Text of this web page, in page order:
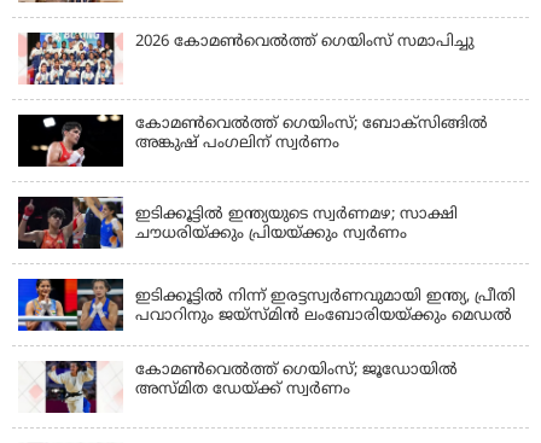
2026 കോമണ്‍വെല്‍ത്ത് ഗെയിംസ് സമാപിച്ചു
കോമണ്‍വെല്‍ത്ത് ഗെയിംസ്; ബോക്‌സിങ്ങില്‍
അങ്കുഷ് പംഗലിന് സ്വര്‍ണം
ഇടിക്കൂട്ടിൽ ഇന്ത്യയുടെ സ്വർണമഴ; സാക്ഷി
ചൗധരിയ്ക്കും പ്രിയയ്ക്കും സ്വർണം
ഇടിക്കൂട്ടിൽ നിന്ന് ഇരട്ടസ്വർണവുമായി ഇന്ത്യ, പ്രീതി
പവാറിനും ജയ്സ്മിന്‍ ലംബോരിയയ്ക്കും മെഡൽ
കോമണ്‍വെല്‍ത്ത് ഗെയിംസ്; ജൂഡോയിൽ
അസ്മിത ഡേയ്ക്ക് സ്വർണം